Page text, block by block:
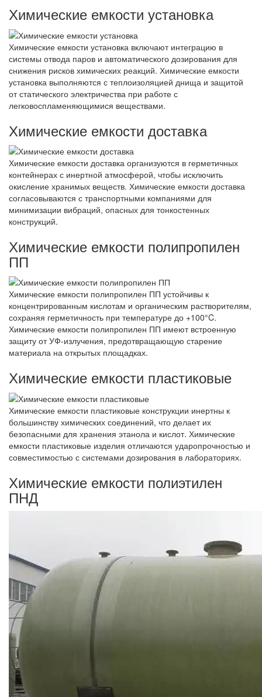
Химические емкости установка
Химические емкости установка включают интеграцию в
системы отвода паров и автоматического дозирования для
снижения рисков химических реакций. Химические емкости
установка выполняются с теплоизоляцией днища и защитой
от статического электричества при работе с
легковоспламеняющимися веществами.
Химические емкости доставка
Химические емкости доставка организуются в герметичных
контейнерах с инертной атмосферой, чтобы исключить
окисление хранимых веществ. Химические емкости доставка
согласовываются с транспортными компаниями для
минимизации вибраций, опасных для тонкостенных
конструкций.
Химические емкости полипропилен
ПП
Химические емкости полипропилен ПП устойчивы к
концентрированным кислотам и органическим растворителям,
сохраняя герметичность при температуре до +100°C.
Химические емкости полипропилен ПП имеют встроенную
защиту от УФ-излучения, предотвращающую старение
материала на открытых площадках.
Химические емкости пластиковые
Химические емкости пластиковые конструкции инертны к
большинству химических соединений, что делает их
безопасными для хранения этанола и кислот. Химические
емкости пластиковые изделия отличаются ударопрочностью и
совместимостью с системами дозирования в лабораториях.
Химические емкости полиэтилен
ПНД